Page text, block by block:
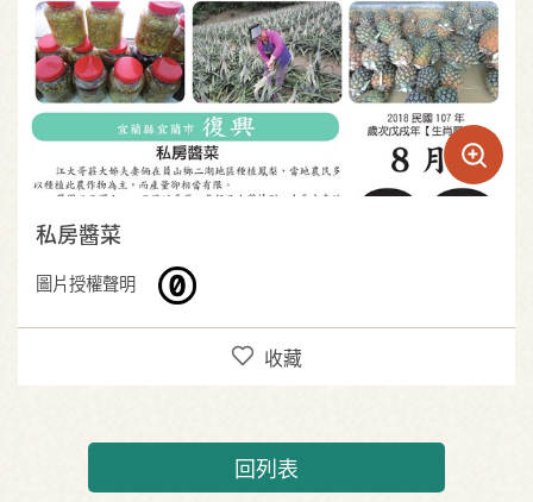
私房醬菜
圖片授權聲明
收藏
回列表